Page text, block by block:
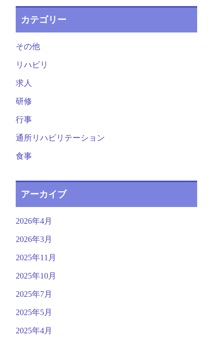
カテゴリー
その他
リハビリ
求人
研修
行事
通所リハビリテーション
食事
アーカイブ
2026年4月
2026年3月
2025年11月
2025年10月
2025年7月
2025年5月
2025年4月